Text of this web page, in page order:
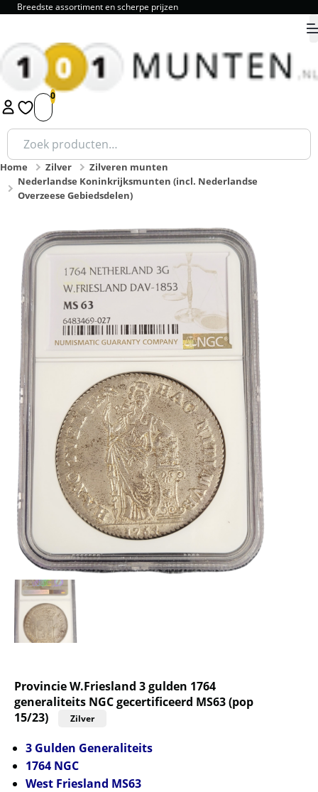
Breedste assortiment en scherpe prijzen
1 2 3 4 5 9.8
Zoeken
naar:
Home Zilver
Zilveren munten
Nederlandse Koninkrijksmunten (incl. Nederlandse
Overzeese Gebiedsdelen)
Provincie W.Friesland 3 gulden 1764
generaliteits NGC gecertificeerd MS63 (pop
15/23)
Zilver
3 Gulden Generaliteits
1764 NGC
West Friesland MS63